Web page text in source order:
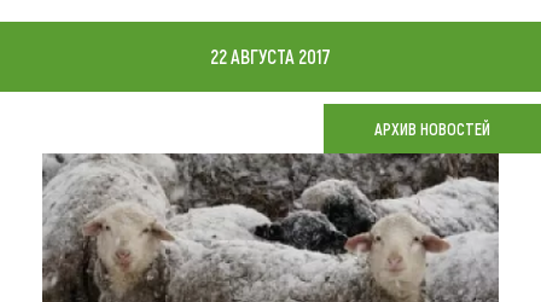
Что привезти (сувениры)
О регионе
Коллекция впечатлений
22 АВГУСТА 2017
АРХИВ НОВОСТЕЙ